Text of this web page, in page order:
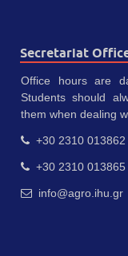
Secretariat
Office hours are
Students should
them when dealing
+30 2310
+30 2310
info@agro.ihu.gr